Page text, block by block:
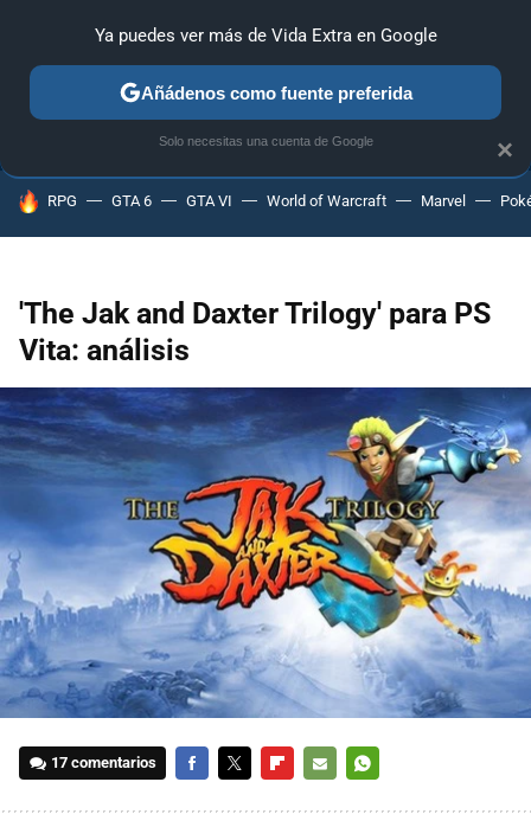
ANÁLISIS GUÍAS Y TRUCOS PC SONY NINTENDO
HOY SE HABLA DE
RPG GTA 6 GTA VI World of Warcraft Marvel
'The Jak and Daxter Trilogy' para PS
Vita: análisis
17 comentarios
×
Ya puedes ver más de Vida Extra en Google
Añádenos como fuente preferida
Solo necesitas una cuenta de Google